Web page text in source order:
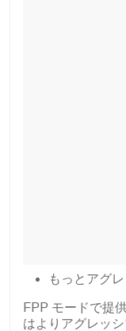
もっとアグ
FPP モードで提
はよりアグレッ